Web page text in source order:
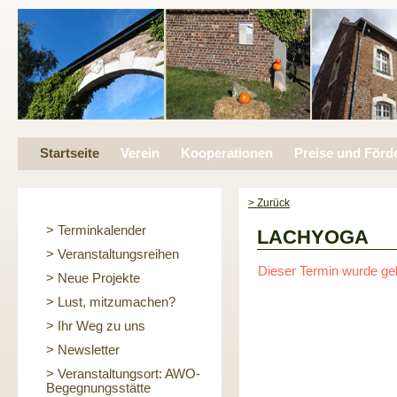
Startseite Verein Kooperationen Preise und
> Terminkalender
> Veranstaltungsreihen
> Neue Projekte
> Lust, mitzumachen?
> Ihr Weg zu uns
> Newsletter
> Veranstaltungsort: AWO-
Begegnungsstätte
> Zurück
LACHYOGA
Dieser Termin wurde